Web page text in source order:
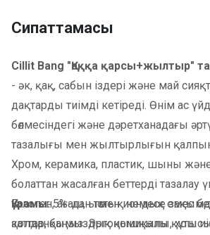
Сипаттамасы
Cillit Bang "Қаққа қарсы+жылтыр"
- әк, қақ, сабын іздері және май
дақтарды тиімді кетіреді. Өнім ас
бөлмесіндегі және дәретханадағы
тазалығы мен жылтырлығын
Хром, керамика, пластик, шыны
болаттан жасалған беттерді тазалау
Галоген, ағаш, ыстық немесе
қолданбаңыз. Эргономикалы құтысы
Құрамы:5%-дан төмен иондық емес
заттар, қымыздық қышқылы, хош